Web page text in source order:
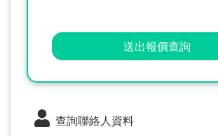
送出報價查詢
查詢聯絡人資料